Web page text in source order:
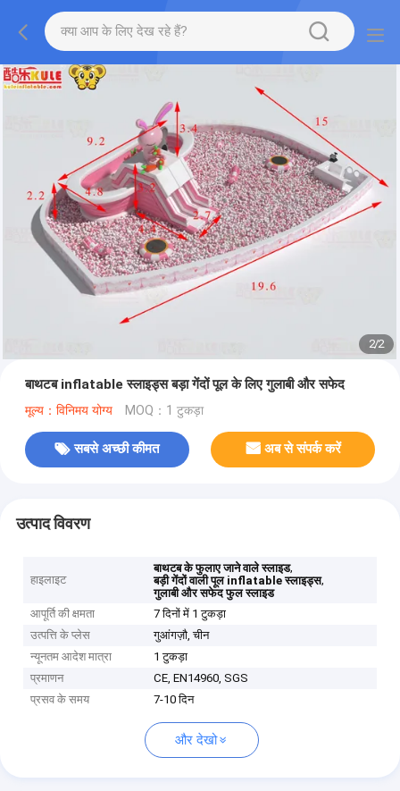
2/2
बाथटब inflatable स्लाइड्स बड़ा गेंदों पूल के लिए गुलाबी और सफेद
मूल्य：विनिमय योग्य MOQ：1 टुकड़ा
सबसे अच्छी कीमत अब से संपर्क करें
उत्पाद विवरण
हाइलाइट
बाथटब के फुलाए जाने वाले स्लाइड,
बड़ी गेंदों वाली पूल inflatable स्लाइड्स,
गुलाबी और सफेद फुल स्लाइड
आपूर्ति की क्षमता
7 दिनों में 1 टुकड़ा
उत्पत्ति के प्लेस
गुआंगज़ौ, चीन
न्यूनतम आदेश मात्रा
1 टुकड़ा
प्रमाणन
CE, EN14960, SGS
प्रसव के समय
7-10 दिन
और देखो